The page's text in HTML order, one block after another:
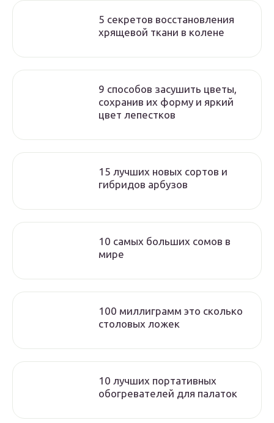
5 секретов восстановления
хрящевой ткани в колене
9 способов засушить цветы,
сохранив их форму и яркий
цвет лепестков
15 лучших новых сортов и
гибридов арбузов
10 самых больших сомов в
мире
100 миллиграмм это сколько
столовых ложек
10 лучших портативных
обогревателей для палаток